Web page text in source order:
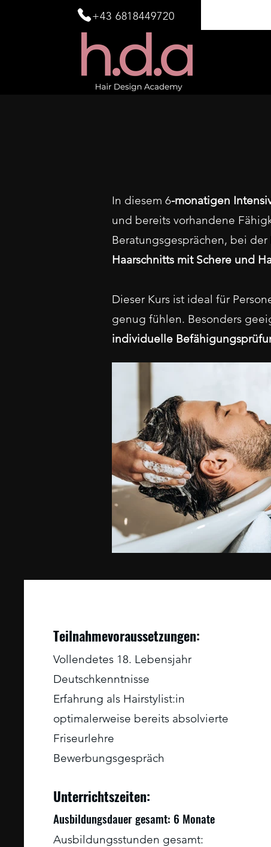
+43 6818449720
In diesem 6-monatigen
und bereits vorhandene
Beratungsgesprächen, bei
Haarschnitts mit Schere und
Dieser Kurs ist ideal für
genug fühlen. Besonders
individuelle
Teilnahmevoraussetzungen:
Vollendetes 18. Lebensjahr
Deutschkenntnisse
Erfahrung als Hairstylist:in
optimalerweise bereits absolvierte
Friseurlehre
Bewerbungsgespräch
Unterrichtszeiten:
Ausbildungsdauer gesamt: 6 Monate
Ausbildungsstunden gesamt: